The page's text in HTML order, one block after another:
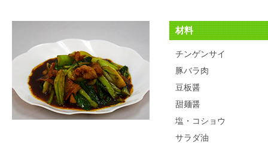
材料
チンゲンサイ
豚バラ肉
豆板醤
甜麺醤
塩・コショウ
サラダ油